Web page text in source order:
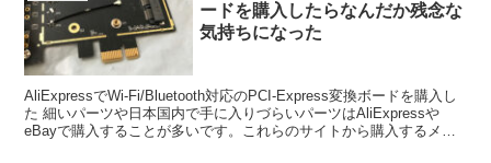
ードを購入したらなんだか残念な
気持ちになった
AliExpressでWi-Fi/Bluetooth対応のPCI-Express変換ボードを購入し
た 細いパーツや日本国内で手に入りづらいパーツはAliExpressや
eBayで購入することが多いです。これらのサイトから購入するメ